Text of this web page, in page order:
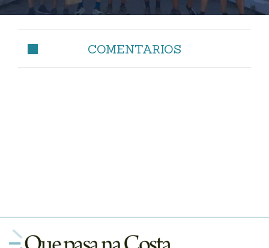
COMENTARIOS